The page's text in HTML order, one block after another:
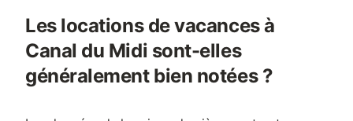
Les locations de vacances à
Canal du Midi sont-elles
généralement bien notées ?